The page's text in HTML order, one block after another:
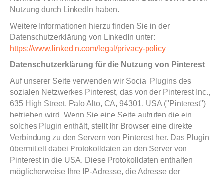
Nutzung durch LinkedIn haben.
Weitere Informationen hierzu finden Sie in der
Datenschutzerklärung von LinkedIn unter:
https://www.linkedin.com/legal/privacy-policy
Datenschutzerklärung für die Nutzung von Pinterest
Auf unserer Seite verwenden wir Social Plugins des
sozialen Netzwerkes Pinterest, das von der Pinterest Inc.,
635 High Street, Palo Alto, CA, 94301, USA ("Pinterest")
betrieben wird. Wenn Sie eine Seite aufrufen die ein
solches Plugin enthält, stellt Ihr Browser eine direkte
Verbindung zu den Servern von Pinterest her. Das Plugin
übermittelt dabei Protokolldaten an den Server von
Pinterest in die USA. Diese Protokolldaten enthalten
möglicherweise Ihre IP-Adresse, die Adresse der